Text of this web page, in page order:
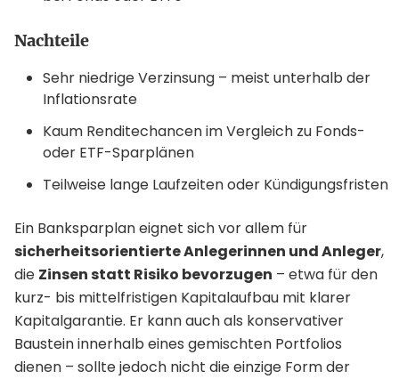
Nachteile
Sehr niedrige Verzinsung – meist unterhalb der
Inflationsrate
Kaum Renditechancen im Vergleich zu Fonds-
oder ETF-Sparplänen
Teilweise lange Laufzeiten oder Kündigungsfristen
Ein Banksparplan eignet sich vor allem für
sicherheitsorientierte Anlegerinnen und Anleger,
die Zinsen statt Risiko bevorzugen – etwa für den
kurz- bis mittelfristigen Kapitalaufbau mit klarer
Kapitalgarantie. Er kann auch als konservativer
Baustein innerhalb eines gemischten Portfolios
dienen – sollte jedoch nicht die einzige Form der